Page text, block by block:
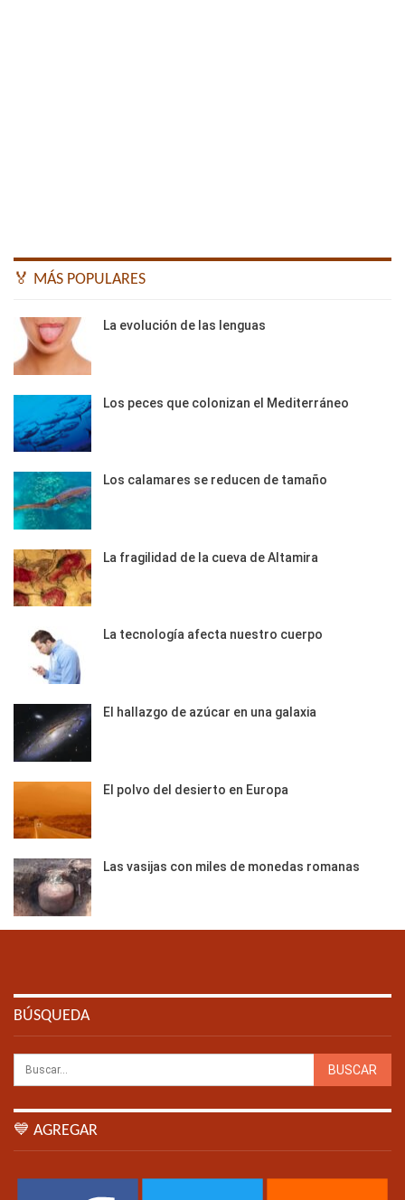
🏅 MÁS POPULARES
La evolución de las lenguas
Los peces que colonizan el Mediterráneo
Los calamares se reducen de tamaño
La fragilidad de la cueva de Altamira
La tecnología afecta nuestro cuerpo
El hallazgo de azúcar en una galaxia
El polvo del desierto en Europa
Las vasijas con miles de monedas romanas
BÚSQUEDA
💙 AGREGAR